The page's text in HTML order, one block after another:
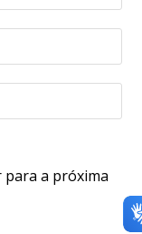
para a próxima